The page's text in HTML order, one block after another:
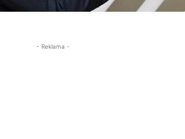
- Reklama -